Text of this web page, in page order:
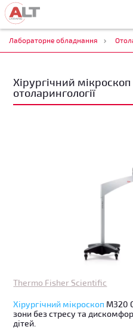
Лабораторне обладнання
Хірургічний
отоларингології
Thermo Fisher Scientific
Хірургічний мікроскоп М320
зони без стресу та
дітей.